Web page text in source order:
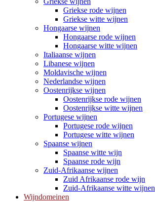
Griekse rode wijnen
Griekse witte wijnen
Hongaarse wijnen
Hongaarse rode wijnen
Hongaarse witte wijnen
Italiaanse wijnen
Libanese wijnen
Moldavische wijnen
Nederlandse wijnen
Oostenrijkse wijnen
Oostenrijkse rode wijnen
Oostenrijkse witte wijnen
Portugese wijnen
Portugese rode wijnen
Portugese witte wijnen
Spaanse wijnen
Spaanse witte wijn
Spaanse rode wijn
Zuid-Afrikaanse wijnen
Zuid Afrikaanse rode wijn
Zuid-Afrikaanse witte wijnen
Wijndomeinen